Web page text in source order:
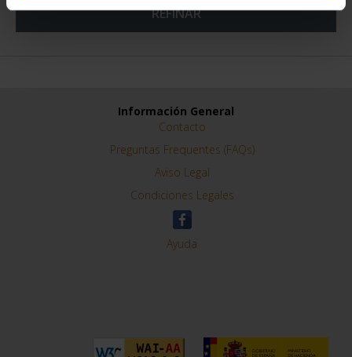
REFINAR
Información General
Contacto
Preguntas Frequentes (FAQs)
Aviso Legal
Condiciones Legales
Ayuda